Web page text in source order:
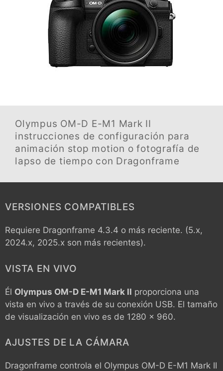
Olympus OM-D E-M1 Mark II
instrucciones de configuración para
animación stop motion o fotografía de
lapso de tiempo con Dragonframe
VERSIONES COMPATIBLES
Requiere Dragonframe 4.3.4 o más reciente. (5.x,
2024.x, 2025.x son más recientes).
VISTA EN VIVO
Él Olympus OM-D E-M1 Mark II proporciona una
vista en vivo a través de su conexión USB. El tamaño
de visualización en vivo es de 1280 x 960.
AJUSTES DE LA CÁMARA
Dragonframe controla el Olympus OM-D E-M1 Mark II